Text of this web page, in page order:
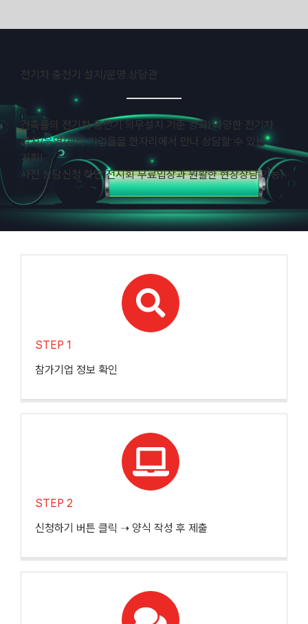
content전기차 충전기 설치/운영 상담관
건축물의 전기차 충전기 의무설치 기준 강화! 다양한 전기차
설치/운영/관리 기업들을 한자리에서 만나 상담할 수 있는
기회!
사전 상담신청 하면 전시회 무료입장과 원활한 현장상담 가능!
STEP 1
참가기업 정보 확인
STEP 2
신청하기 버튼 클릭 ➝ 양식 작성 후 제출